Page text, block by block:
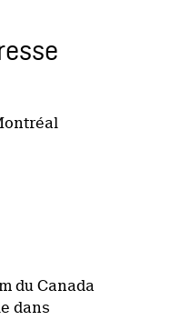
du Canada
dans